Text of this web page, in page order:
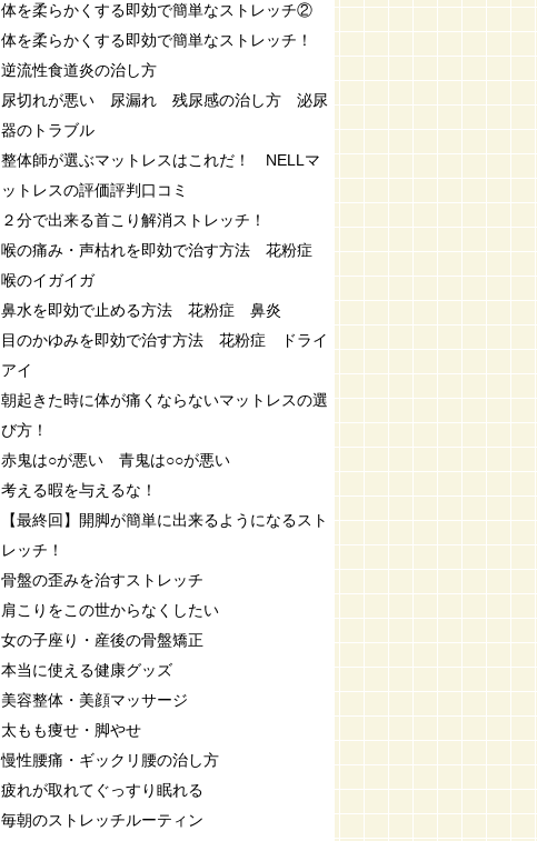
体を柔らかくする即効で簡単なストレッチ②
体を柔らかくする即効で簡単なストレッチ！
逆流性食道炎の治し方
尿切れが悪い 尿漏れ 残尿感の治し方 泌尿
器のトラブル
整体師が選ぶマットレスはこれだ！ NELLマ
ットレスの評価評判口コミ
２分で出来る首こり解消ストレッチ！
喉の痛み・声枯れを即効で治す方法 花粉症
喉のイガイガ
鼻水を即効で止める方法 花粉症 鼻炎
目のかゆみを即効で治す方法 花粉症 ドライ
アイ
朝起きた時に体が痛くならないマットレスの選
び方！
赤鬼は○が悪い 青鬼は○○が悪い
考える暇を与えるな！
【最終回】開脚が簡単に出来るようになるスト
レッチ！
骨盤の歪みを治すストレッチ
肩こりをこの世からなくしたい
女の子座り・産後の骨盤矯正
本当に使える健康グッズ
美容整体・美顔マッサージ
太もも痩せ・脚やせ
慢性腰痛・ギックリ腰の治し方
疲れが取れてぐっすり眠れる
毎朝のストレッチルーティン